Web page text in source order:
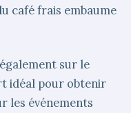
café frais embaume
sur le
idéal pour obtenir
les événements